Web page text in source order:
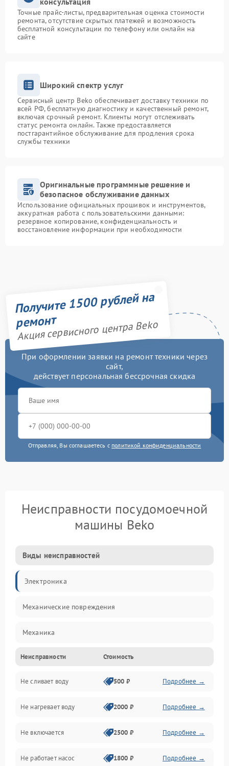
Точные прайс-листы, предварительная оценка стоимости
ремонта, отсутствие скрытых платежей и возможность
бесплатной консультации по телефону или онлайн на
сайте
Широкий спектр услуг
Сервисный центр Beko обеспечивает доставку техники по
всей РФ, бесплатную диагностику и качественный ремонт,
включая срочный ремонт. Клиенты могут отслеживать
статус ремонта онлайн. Также предоставляется
постгарантийное обслуживание для продления срока
службы техники
Оригинальные программные решение и
безопасное обслуживание данных
Использование официальных прошивок и инструментов,
аккуратная работа с пользовательскими данными:
резервное копирование, конфиденциальность и
восстановление информации при необходимости
Получите 1500 рублей на
ремонт
Акция сервисного центра Beko
При оформлении заявки на ремонт техники через
сайт,
действует персональная бессрочная скидка
Отправляя, Вы соглашаетесь с политикой конфиденциальности
Неисправности посудомоечной
машины Beko
Виды неисправностей
Электроника
Механические повреждения
Механика
Управление
Электропитание
Датчики
Нагрев
Вода
Неисправности Стоимость
Не сливает воду 500 ₽ Подробнее →
Не нагревает воду 2000 ₽ Подробнее →
Не включается 2500 ₽ Подробнее →
Не работает насос 1800 ₽ Подробнее →